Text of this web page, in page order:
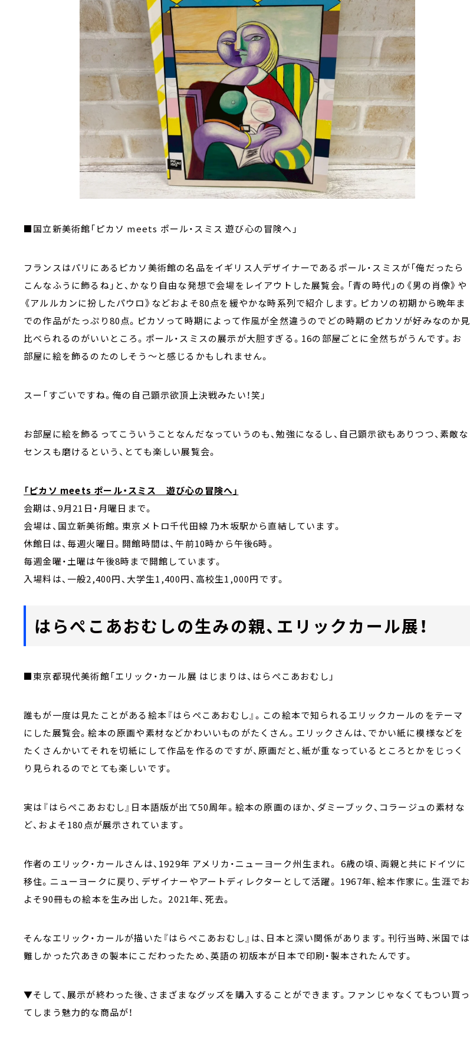
■国立新美術館「ピカソ meets ポール・スミス 遊び心の冒険へ」
フランスはパリにあるピカソ美術館の名品をイギリス人デザイナーであるポール・スミスが「俺だったら
こんなふうに飾るね」と、かなり自由な発想で会場をレイアウトした展覧会。「青の時代」の《男の肖像》や
《アルルカンに扮したパウロ》などおよそ80点を緩やかな時系列で紹介します。ピカソの初期から晩年ま
での作品がたっぷり80点。ピカソって時期によって作風が全然違うのでどの時期のピカソが好みなのか見
比べられるのがいいところ。ポール・スミスの展示が大胆すぎる。16の部屋ごとに全然ちがうんです。お
部屋に絵を飾るのたのしそう～と感じるかもしれません。
スー「すごいですね。俺の自己顕示欲頂上決戦みたい！笑」
お部屋に絵を飾るってこういうことなんだなっていうのも、勉強になるし、自己顕示欲もありつつ、素敵な
センスも磨けるという、とても楽しい展覧会。
「ピカソ meets ポール・スミス 遊び心の冒険へ」
会期は、9月21日・月曜日まで。
会場は、国立新美術館。東京メトロ千代田線 乃木坂駅から直結しています。
休館日は、毎週火曜日。開館時間は、午前10時から午後6時。
毎週金曜・土曜は午後8時まで開館しています。
入場料は、一般2,400円、大学生1,400円、高校生1,000円です。
はらぺこあおむしの生みの親、エリックカール展！
■東京都現代美術館「エリック・カール展 はじまりは、はらぺこあおむし」
誰もが一度は見たことがある絵本『はらぺこあおむし』。この絵本で知られるエリックカールのをテーマ
にした展覧会。絵本の原画や素材などかわいいものがたくさん。エリックさんは、でかい紙に模様などを
たくさんかいてそれを切紙にして作品を作るのですが、原画だと、紙が重なっているところとかをじっく
り見られるのでとても楽しいです。
実は『はらぺこあおむし』日本語版が出て50周年。絵本の原画のほか、ダミーブック、コラージュの素材な
ど、およそ180点が展示されています。
作者のエリック・カールさんは、1929年 アメリカ・ニューヨーク州生まれ。 6歳の頃、両親と共にドイツに
移住。ニューヨークに戻り、デザイナーやアートディレクターとして活躍。 1967年、絵本作家に。生涯でお
よそ90冊もの絵本を生み出した。 2021年、死去。
そんなエリック・カールが描いた『はらぺこあおむし』は、日本と深い関係があります。刊行当時、米国では
難しかった穴あきの製本にこだわったため、英語の初版本が日本で印刷・製本されたんです。
▼そして、展示が終わった後、さまざまなグッズを購入することができます。ファンじゃなくてもつい買っ
てしまう魅力的な商品が！